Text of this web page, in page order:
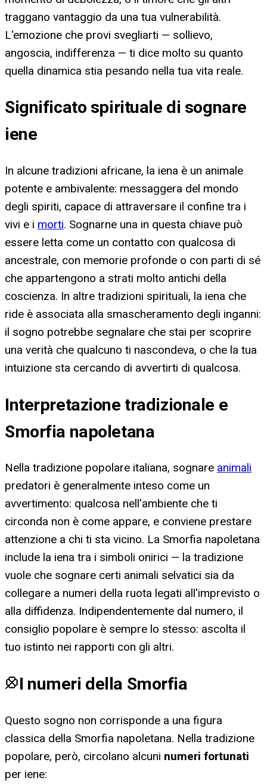
traggano vantaggio da una tua vulnerabilità.
L'emozione che provi svegliarti — sollievo,
angoscia, indifferenza — ti dice molto su quanto
quella dinamica stia pesando nella tua vita reale.
Significato spirituale di sognare
iene
In alcune tradizioni africane, la iena è un animale
potente e ambivalente: messaggera del mondo
degli spiriti, capace di attraversare il confine tra i
vivi e i morti. Sognarne una in questa chiave può
essere letta come un contatto con qualcosa di
ancestrale, con memorie profonde o con parti di sé
che appartengono a strati molto antichi della
coscienza. In altre tradizioni spirituali, la iena che
ride è associata alla smascheramento degli inganni:
il sogno potrebbe segnalare che stai per scoprire
una verità che qualcuno ti nascondeva, o che la tua
intuizione sta cercando di avvertirti di qualcosa.
Interpretazione tradizionale e
Smorfia napoletana
Nella tradizione popolare italiana, sognare animali
predatori è generalmente inteso come un
avvertimento: qualcosa nell'ambiente che ti
circonda non è come appare, e conviene prestare
attenzione a chi ti sta vicino. La Smorfia napoletana
include la iena tra i simboli onirici — la tradizione
vuole che sognare certi animali selvatici sia da
collegare a numeri della ruota legati all'imprevisto o
alla diffidenza. Indipendentemente dal numero, il
consiglio popolare è sempre lo stesso: ascolta il
tuo istinto nei rapporti con gli altri.
I numeri della Smorfia
Questo sogno non corrisponde a una figura
classica della Smorfia napoletana. Nella tradizione
popolare, però, circolano alcuni numeri fortunati
per iene: